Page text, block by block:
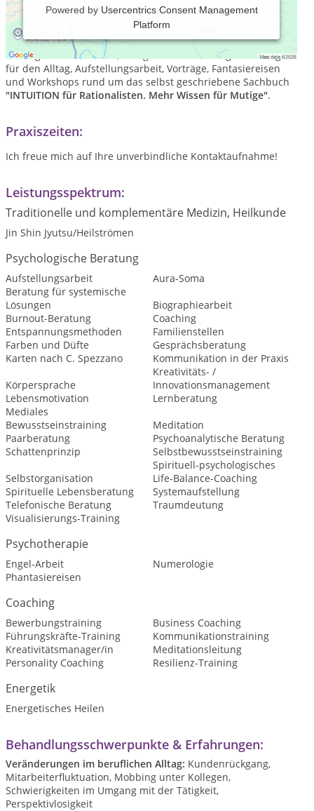
Powered by Usercentrics Consent Management
Platform
Psychologische Beratung, geführte Selbstreflektion, kreativ-
assoziative, sowie systemische Arbeitsmethoden,
Sitzungsdokumentation, integrative Umsetzungsanleitungen
für den Alltag, Aufstellungsarbeit, Vorträge, Fantasiereisen
und Workshops rund um das selbst geschriebene Sachbuch
"INTUITION für Rationalisten. Mehr Wissen für Mutige".
Praxiszeiten:
Ich freue mich auf Ihre unverbindliche Kontaktaufnahme!
Leistungsspektrum:
Traditionelle und komplementäre Medizin, Heilkunde
Jin Shin Jyutsu/Heilströmen
Psychologische Beratung
Aufstellungsarbeit
Aura-Soma
Beratung für systemische
Lösungen
Biographiearbeit
Burnout-Beratung
Coaching
Entspannungsmethoden
Familienstellen
Farben und Düfte
Gesprächsberatung
Karten nach C. Spezzano
Kommunikation in der Praxis
Körpersprache
Kreativitäts- /
Innovationsmanagement
Lebensmotivation
Lernberatung
Mediales
Bewusstseinstraining
Meditation
Paarberatung
Psychoanalytische Beratung
Schattenprinzip
Selbstbewusstseinstraining
Selbstorganisation
Spirituell-psychologisches
Life-Balance-Coaching
Spirituelle Lebensberatung
Systemaufstellung
Telefonische Beratung
Traumdeutung
Visualisierungs-Training
Psychotherapie
Engel-Arbeit
Numerologie
Phantasiereisen
Coaching
Bewerbungstraining
Business Coaching
Führungskräfte-Training
Kommunikationstraining
Kreativitätsmanager/in
Meditationsleitung
Personality Coaching
Resilienz-Training
Energetik
Energetisches Heilen
Behandlungsschwerpunkte & Erfahrungen:
Veränderungen im beruflichen Alltag: Kundenrückgang,
Mitarbeiterfluktuation, Mobbing unter Kollegen,
Schwierigkeiten im Umgang mit der Tätigkeit,
Perspektivlosigkeit